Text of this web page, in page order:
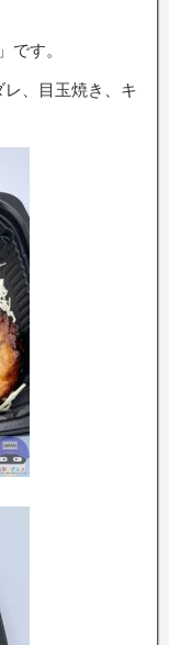
です。
、目玉焼き、キ